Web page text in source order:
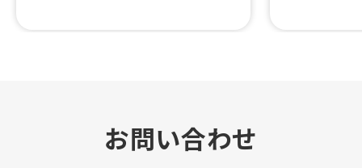
いちご飴、串焼き、ジャンボフランク、
ローストビーフシチュー、レインボー
お問い合わせ